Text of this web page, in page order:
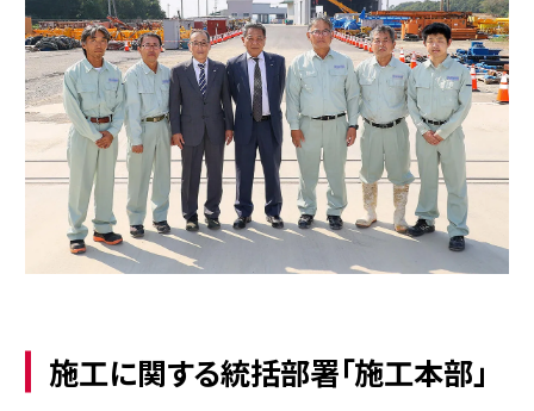
施工に関する統括部署「施工本部」